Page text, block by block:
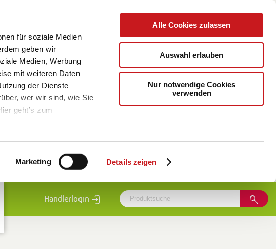
für soziale Medien
geben wir
Medien, Werbung
mit weiteren Daten
der Dienste
wer wir sind, wie Sie
geht’s zum
Marketing Details zeigen
Alle Cookies zulassen
Auswahl erlauben
Nur notwendige Cookies
verwenden
Händlerlogin